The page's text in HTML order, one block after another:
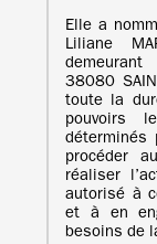
Elle a
Liliane
38080
toute la
pouvoirs
procéder
réaliser
autorisé à
et à en
besoins de